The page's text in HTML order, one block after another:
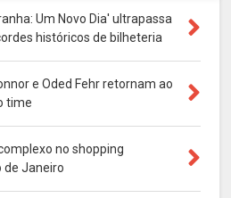
Um Novo Dia' ultrapassa
históricos de bilheteria
e Oded Fehr retornam ao
time
no shopping
de Janeiro